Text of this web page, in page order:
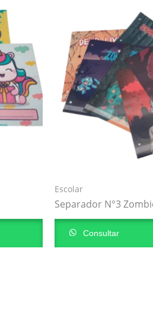
Escolar
Separador N°3
Consultar